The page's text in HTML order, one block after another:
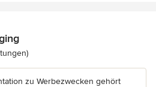
5 von 5 Sternen
zu Werbezwecken gehört